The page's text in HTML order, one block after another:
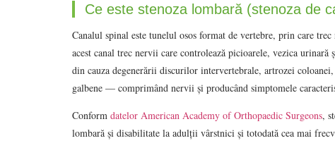
Ce este stenoza lombară (stenoza de
Canalul spinal este tunelul osos format de vertebre, prin care
acest canal trec nervii care controlează picioarele, vezica urinară
din cauza degenerării discurilor intervertebrale, artrozei
galbene — comprimând nervii și producând simptomele
Conform datelor American Academy of Orthopaedic Surgeons,
lombară și disabilitate la adulții vârstnici și totodată cea mai